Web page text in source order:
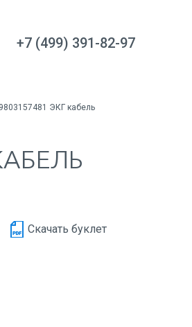
+7 (499) 391-82-97
ЭКГ кабель
Скачать буклет